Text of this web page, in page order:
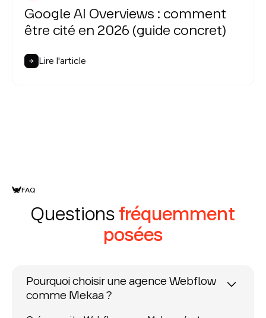
Google AI Overviews : comment
être cité en 2026 (guide concret)
Lire l'article
FAQ
Questions fréquemment
posées
Pourquoi choisir une agence Webflow
comme Mekaa ?